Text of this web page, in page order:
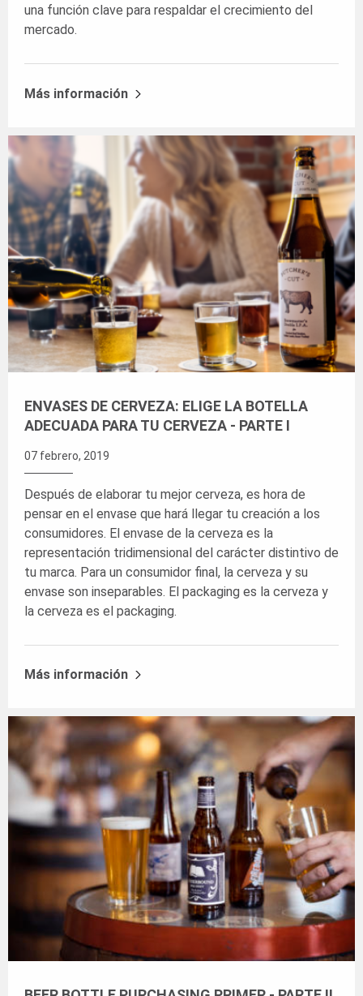
una función clave para respaldar el crecimiento del
mercado.
Más información
ENVASES DE CERVEZA: ELIGE LA BOTELLA
ADECUADA PARA TU CERVEZA - PARTE I
07 febrero, 2019
Después de elaborar tu mejor cerveza, es hora de
pensar en el envase que hará llegar tu creación a los
consumidores. El envase de la cerveza es la
representación tridimensional del carácter distintivo de
tu marca. Para un consumidor final, la cerveza y su
envase son inseparables. El packaging es la cerveza y
la cerveza es el packaging.
Más información